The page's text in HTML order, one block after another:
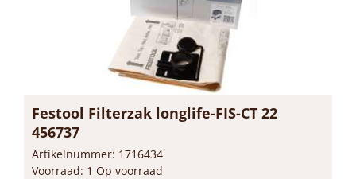
Festool Filterzak longlife-FIS-CT 22
456737
Artikelnummer: 1716434
Voorraad: 1 Op voorraad